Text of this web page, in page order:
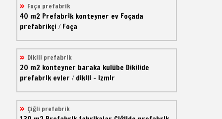
Foça prefabrik
40 m2 Prefabrik konteyner ev Foçada
prefabrikçi / Foça
Dikili prefabrik
20 m2 konteyner baraka kulübe Dikilide
prefabrik evler / dikili - izmir
Çiğli prefabrik